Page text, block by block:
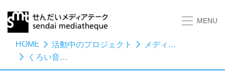
MENU
HOME 活動中のプロジェクト
メディアスタディーズ
くろい音楽室